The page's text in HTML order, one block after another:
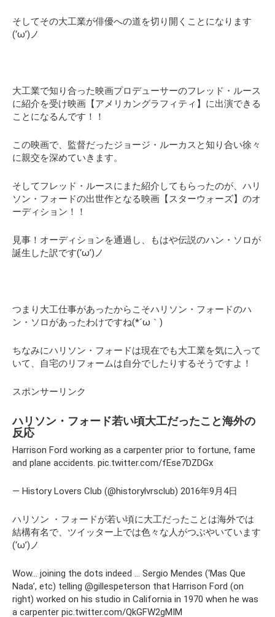
そしてその大工業が俳優への道を切り開くことになります
(‘ω’)ノ
大工業で知り合った映画プロデューサーのフレッド・ルース
に紹介を受け映画【アメリカングラフィティ】に出演できる
ことになるんです！！
この映画で、監督だったジョージ・ルーカスと知り合い徐々
に親交を深めていきます。
そしてフレッド・ルースにまた紹介してもらったのが、ハリ
ソン・フォードの出世作となる映画【スターウォーズ】のオ
ーディション！！
見事！オーディションを通過し、もはや伝説のハン・ソロが
誕生した訳です(‘ω’)ノ
つまり大工仕事があったからこそハリソン・フォードのハ
ン・ソロがあったわけですね(*´ω｀)
ちなみにハリソン・フォードは現在でも大工業を気に入って
いて、自宅のリフォームは自分でしたりするそうですよ！
スポンサーリンク
ハリソン・フォード若い頃大工だったこと海外の
反応
Harrison Ford working as a carpenter prior to fortune, fame
and plane accidents. pic.twitter.com/fEse7DZDGx
— History Lovers Club (@historylvrsclub) 2016年9月4日
ハリソン ・フォードが若い頃に大工だったことは海外では
結構有名で、ツイッター上では色々な人がつぶやいています
(‘ω’)ノ
Wow… joining the dots indeed … Sergio Mendes (‘Mas Que
Nada’, etc) telling @gillespeterson that Harrison Ford (on
right) worked on his studio in California in 1970 when he was
a carpenter pic.twitter.com/QkGFW2gMIM